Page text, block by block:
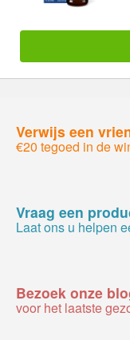
Verwijs een
€20 tegoed in de
Vraag een
Laat ons u helpen
Bezoek onze
voor het laatste